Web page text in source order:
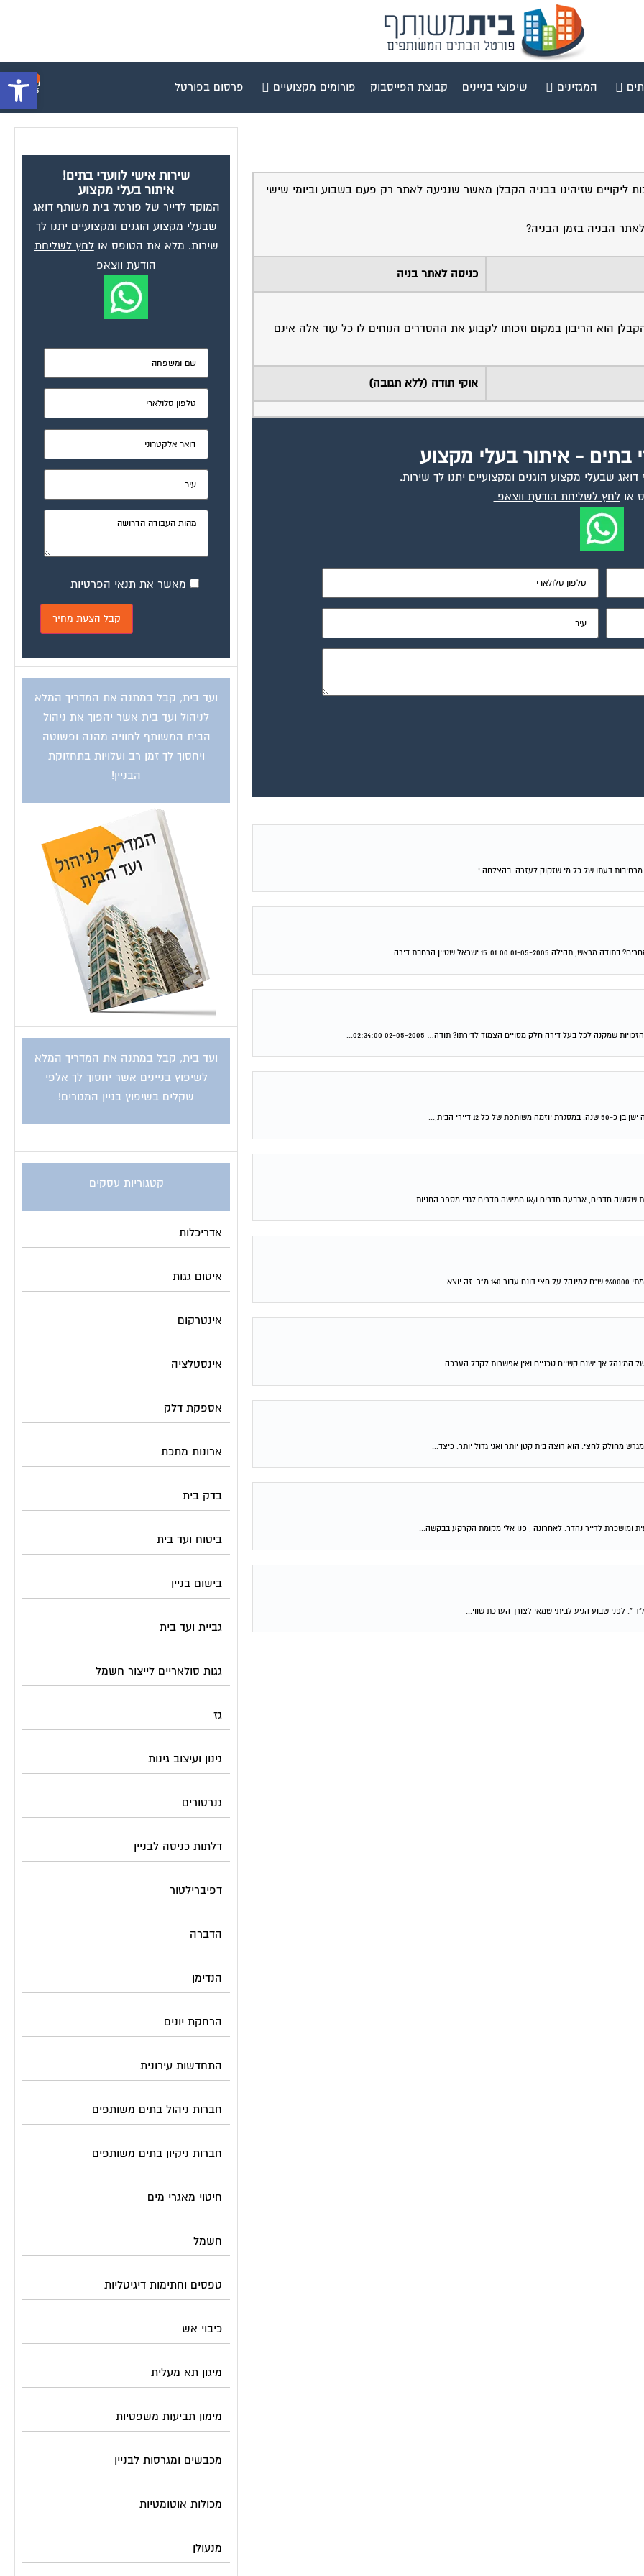
פתח המגזינים שיפוצי בניינים קבוצת הפייסבוק פורומים מקצועיים פרסום בפורטל
שזיהינו בבניה הקבלן מאשר שנגיעה לאתר רק פעם בשבוע וביומי שישי
הבניה בזמן הבניה?
כניסה לאתר בניה
הוא הריבון במקום וזכותו לקבוע את ההסדרים הנוחים לו כל עוד אלה אינם
אוקי תודה (ללא תגובה)
בתים - איתור בעלי מקצוע
שבעלי מקצוע הוגנים ומקצועיים יתנו לך שירות.
אולחץ לשליחת הודעת ווצאפ
דעתו של כל מי שזקוק לעזרה. בהצלחה !...
15:01:00 ישראל שטיין הרחבת דירה...
לכל בעל דירה חלק מסויים הצמוד לדירתו? תודה… 02-05-2005 02:34:00...
דיירי הבית,...
שלושה חדרים, ארבעה חדרים ו/או חמישה חדרים לגבי מספר החניות...
של המינהל אך ישנם קשיים טכניים ואין אפשרות לקבל הערכה....
מחולק לחצי. הוא רוצה בית קטן יותר ואני גדול יותר. כיצד...
שירות אישי לוועדי בתים!
איתור בעלי מקצוע
המוקד לדייר של פורטל בית משותף דואג
שבעלי מקצוע הוגנים ומקצועיים יתנו לך
שירות. מלא את הטופס אולחץ לשליחת
הודעת ווצאפ
מאשר את תנאי הפרטיות
ועד בית, קבל במתנה את המדריך המלא
לניהול ועד בית אשר יהפוך את ניהול
הבית המשותף לחוויה מהנה ופשוטה
ויחסוך לך זמן רב ועלויות בתחזוקת
הבניין!
ועד בית, קבל במתנה את המדריך המלא
לשיפוץ בניינים אשר יחסוך לך אלפי
שקלים בשיפוץ בניין המגורים!
קטגוריות עסקים
אדריכלות
איטום גגות
אינטרקום
אינסטלציה
אספקת דלק
ארונות מתכת
בדק בית
ביטוח ועד בית
בישום בניין
גביית ועד בית
גגות סולאריים לייצור חשמל
גז
גינון ועיצוב גינות
גנרטורים
דלתות כניסה לבניין
דפיברילטור
הדברה
הנדימן
הרחקת יונים
התחדשות עירונית
חברות ניהול בתים משותפים
חברות ניקיון בתים משותפים
חיטוי מאגרי מים
חשמל
טפסים וחתימות דיגיטליות
כיבוי אש
מיגון תא מעלית
מימון תביעות משפטיות
מכבשים ומגרסות לבניין
מכולות אוטומטיות
מנעולן